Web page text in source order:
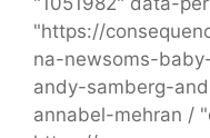
"https://
na-newsoms-
andy-samberg-
annabel-mehran /